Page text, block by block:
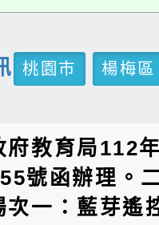
桃園市
楊梅區
府教育局112
號函辦理。
次一：藍芽遙